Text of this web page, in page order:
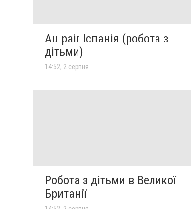
Au pair Іспанія (робота з
дітьми)
14:52, 2 серпня
Робота з дітьми в Великої
Британії